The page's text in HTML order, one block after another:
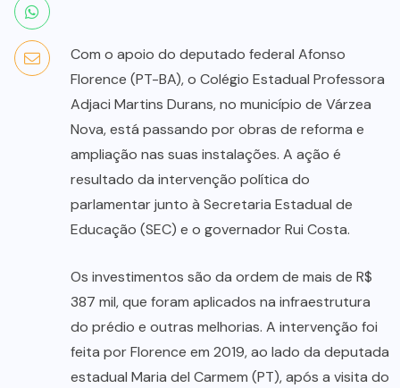
Com o apoio do deputado federal Afonso
Florence (PT-BA), o Colégio Estadual Professora
Adjaci Martins Durans, no município de Várzea
Nova, está passando por obras de reforma e
ampliação nas suas instalações. A ação é
resultado da intervenção política do
parlamentar junto à Secretaria Estadual de
Educação (SEC) e o governador Rui Costa.
Os investimentos são da ordem de mais de R$
387 mil, que foram aplicados na infraestrutura
do prédio e outras melhorias. A intervenção foi
feita por Florence em 2019, ao lado da deputada
estadual Maria del Carmem (PT), após a visita do